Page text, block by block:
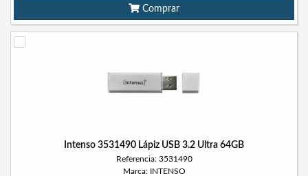
Comprar
Intenso 3531490 Lápiz USB 3.2 Ultra 64GB
Referencia: 3531490
Marca: INTENSO